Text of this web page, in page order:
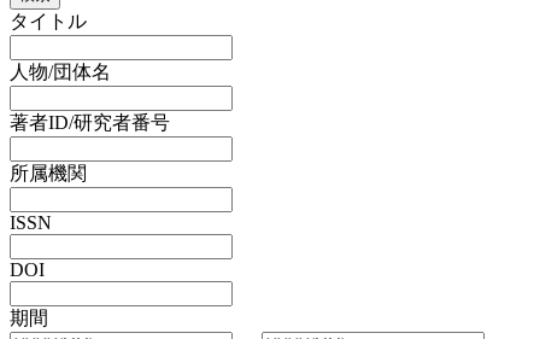
タイトル
人物/団体名
著者ID/研究者番号
所属機関
ISSN
DOI
期間